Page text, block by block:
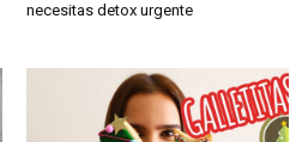
necesitas detox urgente